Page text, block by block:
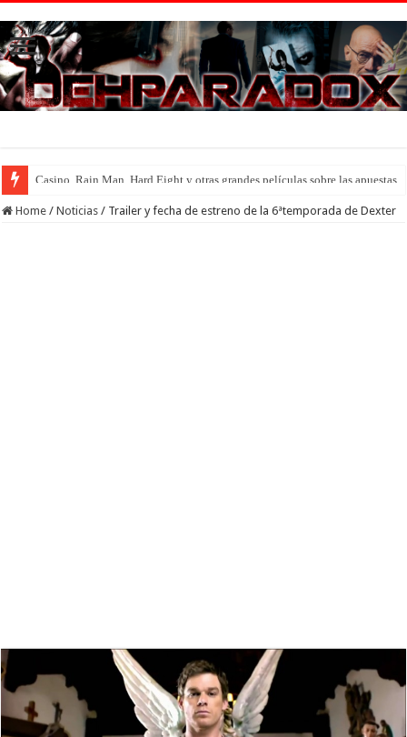
Introducción al maravilloso mundo de ‘Deadly Premonition’
Home / Noticias / Trailer y fecha de estreno de la 6ªtemporada de Dexter